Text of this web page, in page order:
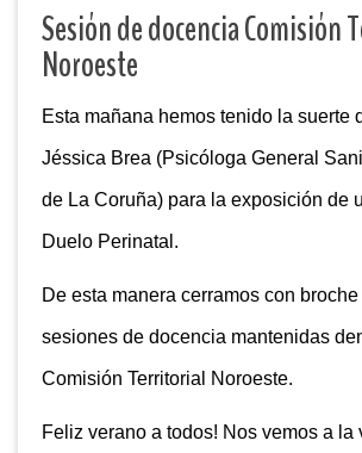
Sesión de docencia Comisión
Noroeste
Esta mañana hemos tenido la suerte
Jéssica Brea (Psicóloga General
de La Coruña) para la exposición de
Duelo Perinatal.
De esta manera cerramos con
sesiones de docencia mantenidas
Comisión Territorial Noroeste.
Feliz verano a todos! Nos vemos a la